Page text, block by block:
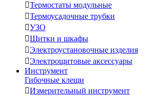
Термостаты модульные
Термоусадочные трубки
УЗО
Щитки и шкафы
Электроустановочные изделия
Электрощитовые аксессуары
Инструмент
Гибочные клещи
Измерительный инструмент